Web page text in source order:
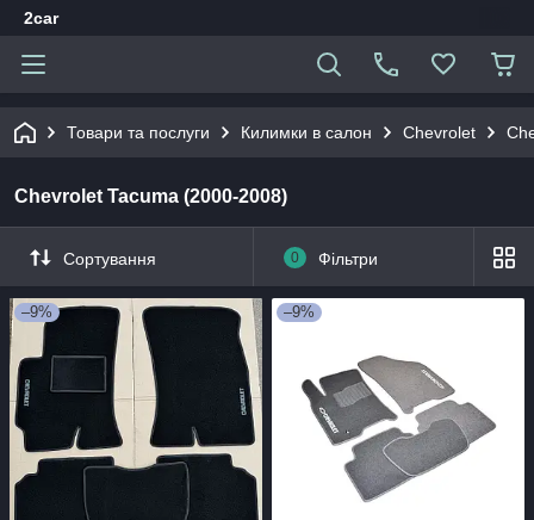
2car
Товари та послуги Килимки в салон Chevrolet
Chevrolet Tacuma (2000-2008)
Сортування 0 Фільтри
–9% –9%